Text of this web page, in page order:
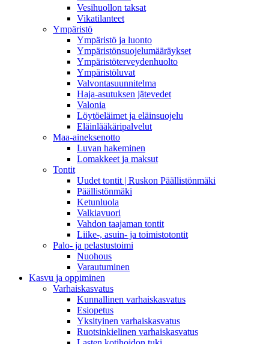
Vesihuollon taksat
Vikatilanteet
Ympäristö
Ympäristö ja luonto
Ympäristönsuojelumääräykset
Ympäristöterveydenhuolto
Ympäristöluvat
Valvontasuunnitelma
Haja-asutuksen jätevedet
Valonia
Löytöeläimet ja eläinsuojelu
Eläinlääkäripalvelut
Maa-aineksenotto
Luvan hakeminen
Lomakkeet ja maksut
Tontit
Uudet tontit | Ruskon Päällistönmäki
Päällistönmäki
Ketunluola
Valkiavuori
Vahdon taajaman tontit
Liike-, asuin- ja toimistotontit
Palo- ja pelastustoimi
Nuohous
Varautuminen
Kasvu ja oppiminen
Varhaiskasvatus
Kunnallinen varhaiskasvatus
Esiopetus
Yksityinen varhaiskasvatus
Ruotsinkielinen varhaiskasvatus